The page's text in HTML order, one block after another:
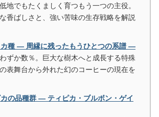
地でもたくましく育つもう一つの主役。
香ばしさと、強い苦味の生存戦略を解説
種 ― 周縁に残ったもうひとつの系譜 ―
ずか数％。巨大な樹木へと成長する特殊
表舞台から外れた幻のコーヒーの現在を
の品種群 ― ティピカ・ブルボン・ゲイ